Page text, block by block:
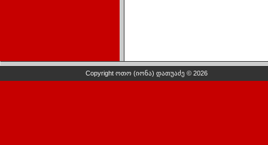
Copyright ოთო (იონა) დათუაძე © 2026